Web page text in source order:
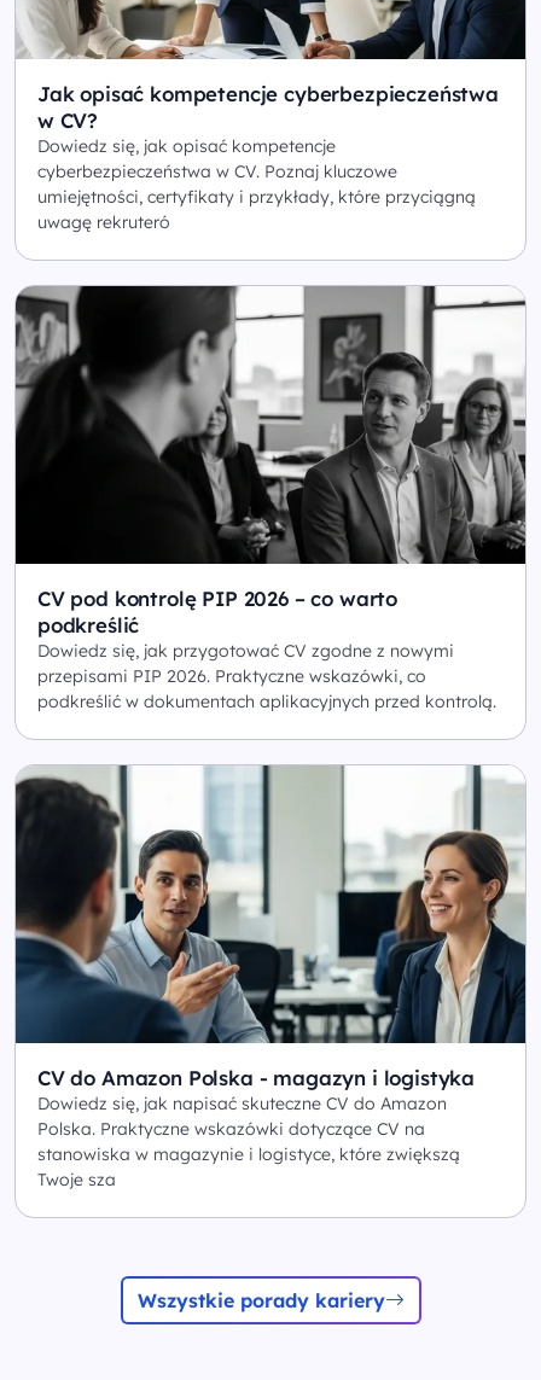
Jak opisać kompetencje cyberbezpieczeństwa
w CV?
Dowiedz się, jak opisać kompetencje
cyberbezpieczeństwa w CV. Poznaj kluczowe
umiejętności, certyfikaty i przykłady, które przyciągną
uwagę rekruteró
CV pod kontrolę PIP 2026 – co warto
podkreślić
Dowiedz się, jak przygotować CV zgodne z nowymi
przepisami PIP 2026. Praktyczne wskazówki, co
podkreślić w dokumentach aplikacyjnych przed kontrolą.
CV do Amazon Polska - magazyn i logistyka
Dowiedz się, jak napisać skuteczne CV do Amazon
Polska. Praktyczne wskazówki dotyczące CV na
stanowiska w magazynie i logistyce, które zwiększą
Twoje sza
Wszystkie porady kariery